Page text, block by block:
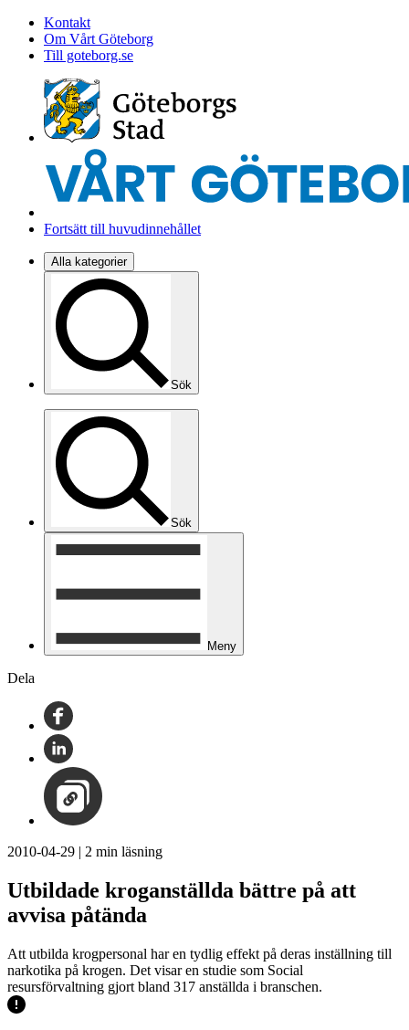
Kontakt
Om Vårt Göteborg
Till goteborg.se
Fortsätt till huvudinnehållet
Alla kategorier
Sök
Sök
Meny
Dela
2010-04-29 | 2 min läsning
Utbildade kroganställda bättre på att
avvisa påtända
Att utbilda krogpersonal har en tydlig effekt på deras inställning till
narkotika på krogen. Det visar en studie som Social
resursförvaltning gjort bland 317 anställda i branschen.